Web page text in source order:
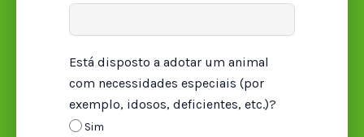
Está disposto a adotar um animal
com necessidades especiais (por
exemplo, idosos, deficientes, etc.)?
Sim